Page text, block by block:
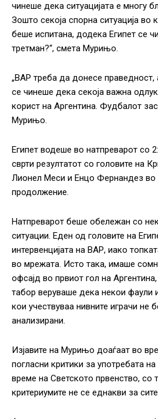
чинеше дека ситуацијата е многу
Зошто секоја спорна ситуација во
беше испитана, додека Египет се
третман?“, смета Мурињо.
„ВАР треба да донесе праведност,
се чинеше дека секоја важна
корист на Аргентина. Фудбалот
Мурињо.
Египет водеше во натпреварот со
сврти резултатот со головите на
Лионел Меси и Енцо Фернандез во
продолжение.
Натпреварот беше обележан со
ситуации. Еден од головите на
интервенцијата на ВАР, иако
во мрежата. Исто така, имаше
офсајд во првиот гол на
табор веруваше дека некои фаули
кои учествуваа нивните играчи не
анализирани.
Изјавите на Мурињо доаѓаат во
погласни критики за употребата
време на Светското првенство, со
критериумите не се еднакви за